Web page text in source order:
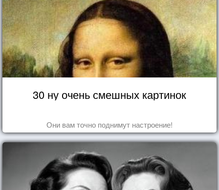
30 ну очень смешных картинок
Они вам точно поднимут настроение!